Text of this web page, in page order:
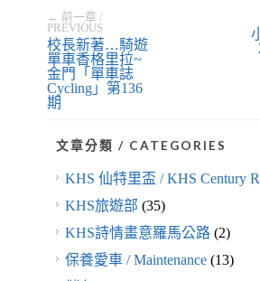
← 前一章 /
PREVIOUS
校長新著…騎遊
單車香格里拉~
金門「單車誌
Cycling」第136
期
文章分類 / CATEGORIES
KHS 仙特里盃 / KHS Century
KHS旅遊部 (35)
KHS詩情畫意羅馬公路(2)
保養愛車 / Maintenance(13)